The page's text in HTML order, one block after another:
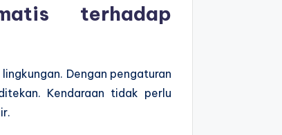
terhadap
Dengan pengaturan
Kendaraan tidak perlu